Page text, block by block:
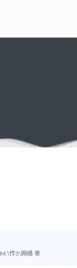
M:\作5\网络 单